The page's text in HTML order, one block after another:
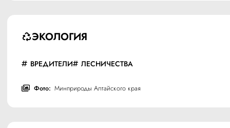
ЭКОЛОГИЯ
ВРЕДИТЕЛИ ЛЕСНИЧЕСТВА
Фото: Минприроды Алтайского края